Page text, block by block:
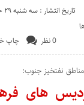
تاریخ انتشار : سه شنبه ۲۹ خرداد ۱۴۰۳ - ۱۷:۴۵
چاپ 0 نظر
نفتخیز جنوب:
های